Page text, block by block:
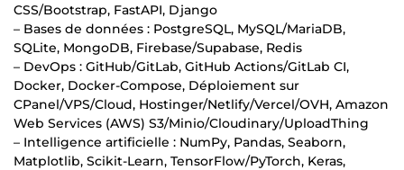
CSS/Bootstrap, FastAPI, Django
– Bases de données : PostgreSQL, MySQL/MariaDB,
SQLite, MongoDB, Firebase/Supabase, Redis
– DevOps : GitHub/GitLab, GitHub Actions/GitLab CI,
Docker, Docker-Compose, Déploiement sur
CPanel/VPS/Cloud, Hostinger/Netlify/Vercel/OVH, Amazon
Web Services (AWS) S3/Minio/Cloudinary/UploadThing
– Intelligence artificielle : NumPy, Pandas, Seaborn,
Matplotlib, Scikit-Learn, TensorFlow/PyTorch, Keras,